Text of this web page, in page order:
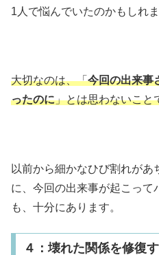
1人で悩んでいたのかもしれま
大切なのは、「今回の出来事
ったのに」とは思わないこと
以前から細かなひび割れがあ
に、今回の出来事が起こって
も、十分にあります。
４：壊れた関係を修復